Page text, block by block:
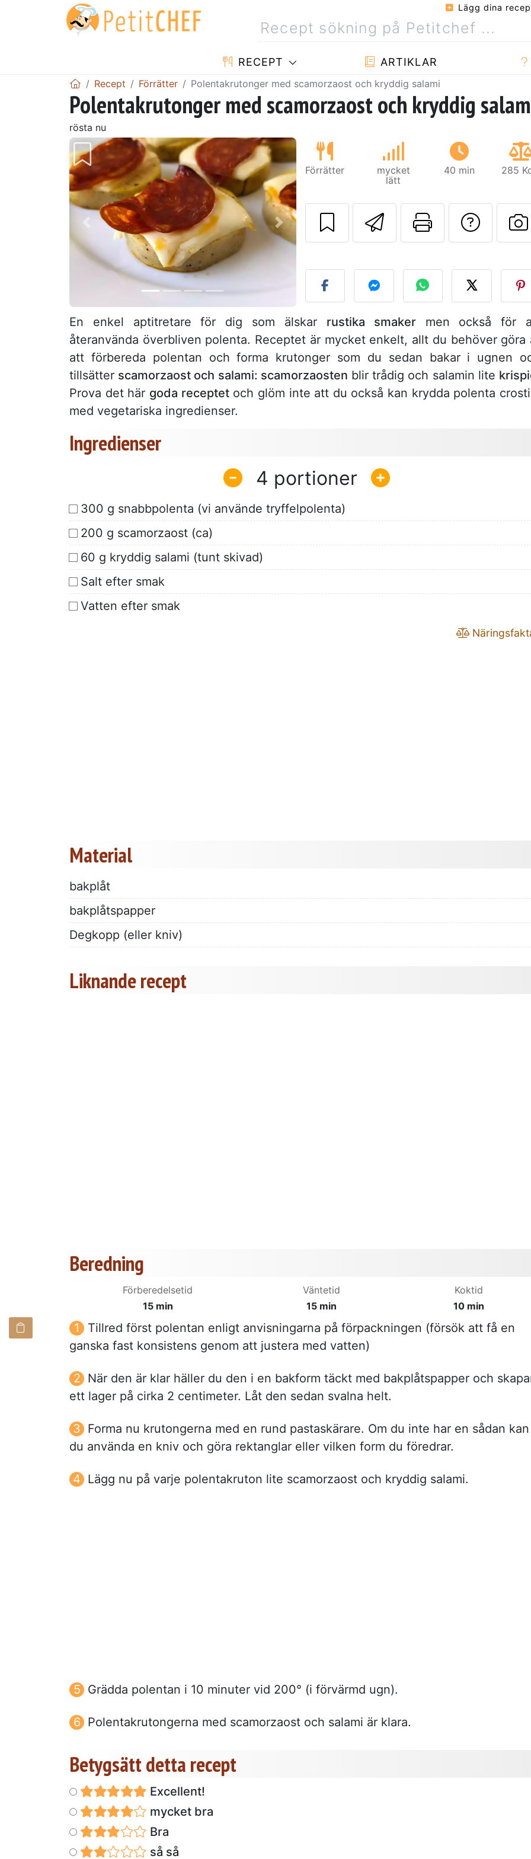
Lägg dina
RECEPT ARTIKLAR
Recept Förrätter Polentakrutonger med scamorzaost och kryddig salami
Polentakrutonger med scamorzaost och kryddig
rösta nu
Föregående Nästa
Förrätter
mycket
lätt
40 min 285
Skicka detta
Skriv ut
En enkel aptitretare för dig som älskar rustika smakermen också för
återanvända överbliven polenta. Receptet är mycket enkelt, allt du behöver göra
att förbereda polentan och forma krutonger som du sedan bakar i ugnen
tillsätter scamorzaost och salami: scamorzaosten blir trådig och salamin lite
Prova det här goda receptetoch glöm inte att du också kan krydda polenta
med vegetariska ingredienser.
Ingredienser
4
300 g snabbpolenta (vi använde tryffelpolenta)
200 g scamorzaost (ca)
60 g kryddig salami (tunt skivad)
Salt efter smak
Vatten efter smak
Material
bakplåt
bakplåtspapper
Degkopp (eller kniv)
Liknande recept
Beredning
Förberedelsetid
15 min
Väntetid
15 min
Koktid
10 min
Tillred först polentan enligt anvisningarna på förpackningen (försök att få en
ganska fast konsistens genom att justera med vatten)
När den är klar häller du den i en bakform täckt med bakplåtspapper och
ett lager på cirka 2 centimeter. Låt den sedan svalna helt.
Forma nu krutongerna med en rund pastaskärare. Om du inte har en sådan kan
du använda en kniv och göra rektanglar eller vilken form du föredrar.
Lägg nu på varje polentakruton lite scamorzaost och kryddig salami.
Grädda polentan i 10 minuter vid 200° (i förvärmd ugn).
Polentakrutongerna med scamorzaost och salami är klara.
Betygsätt detta recept
Excellent!
mycket bra
Bra
så så